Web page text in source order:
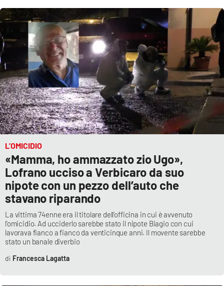
L’OMICIDIO
«Mamma, ho ammazzato zio Ugo»,
Lofrano ucciso a Verbicaro da suo
nipote con un pezzo dell’auto che
stavano riparando
La vittima 74enne era il titolare dell’officina in cui è avvenuto
l’omicidio. Ad ucciderlo sarebbe stato il nipote Biagio con cui
lavorava fianco a fianco da venticinque anni. Il movente sarebbe
stato un banale diverbio
Francesca Lagatta